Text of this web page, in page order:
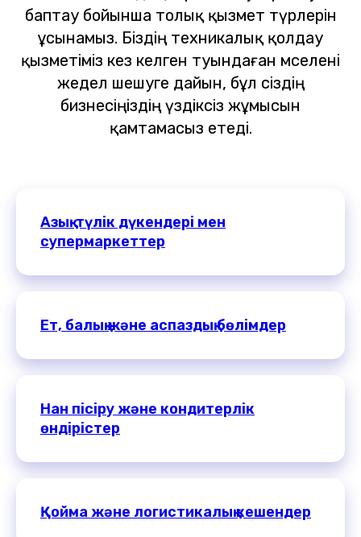
баптау бойынша толық қызмет түрлерін
ұсынамыз. Біздің техникалық қолдау
қызметіміз кез келген туындаған мәселені
жедел шешуге дайын, бұл сіздің
бизнесіңіздің үздіксіз жұмысын
қамтамасыз етеді.
Азық-түлік дүкендері мен
супермаркеттер
Ет, балық және аспаздық бөлімдер
Нан пісіру және кондитерлік
өндірістер
Қойма және логистикалық кешендер